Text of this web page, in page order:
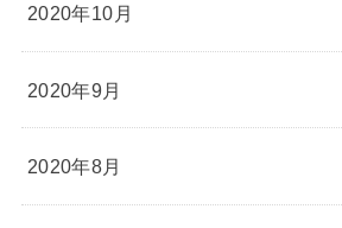
2020年10月
2020年9月
2020年8月